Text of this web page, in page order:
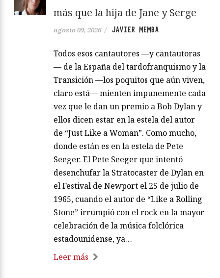
más que la hija de Jane y Serge
agosto 09, 2026 / JAVIER MEMBA
Todos esos cantautores —y cantautoras
— de la España del tardofranquismo y la
Transición —los poquitos que aún viven,
claro está— mienten impunemente cada
vez que le dan un premio a Bob Dylan y
ellos dicen estar en la estela del autor
de “Just Like a Woman”. Como mucho,
donde están es en la estela de Pete
Seeger. El Pete Seeger que intentó
desenchufar la Stratocaster de Dylan en
el Festival de Newport el 25 de julio de
1965, cuando el autor de “Like a Rolling
Stone” irrumpió con el rock en la mayor
celebración de la música folclórica
estadounidense, ya…
Leer más